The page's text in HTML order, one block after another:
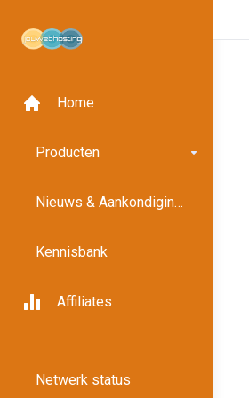
Home
Producten
Nieuws & Aankondigingen
Kennisbank
Affiliates
Netwerk status